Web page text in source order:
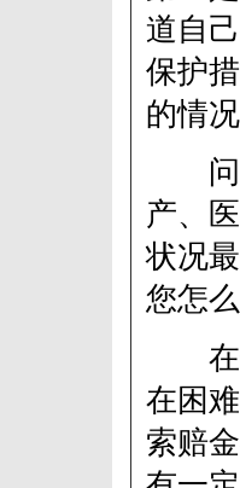
道自
保护
的情况
问题
产、
状况
您怎
在这
在困
索赔